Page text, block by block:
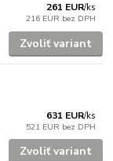
261 EUR/ks
216 EUR bez DPH
Zvoliť variant
631 EUR/ks
521 EUR bez DPH
Zvoliť variant